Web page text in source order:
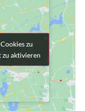
zu
zu aktivieren
zu
zu aktivieren